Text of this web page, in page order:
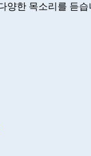
양한 목소리를 듣습